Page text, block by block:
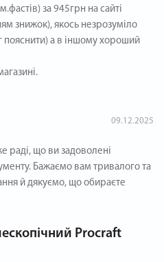
за 945грн на сайті
знижок), якось незрозуміло
пояснити) а в іншому хороший
09.12.2025
раді, що ви задоволені
Бажаємо вам тривалого та
й дякуємо, що обираєте
Procraft